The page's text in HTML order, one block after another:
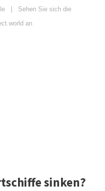
Sehen Sie sich die
an
sinken?